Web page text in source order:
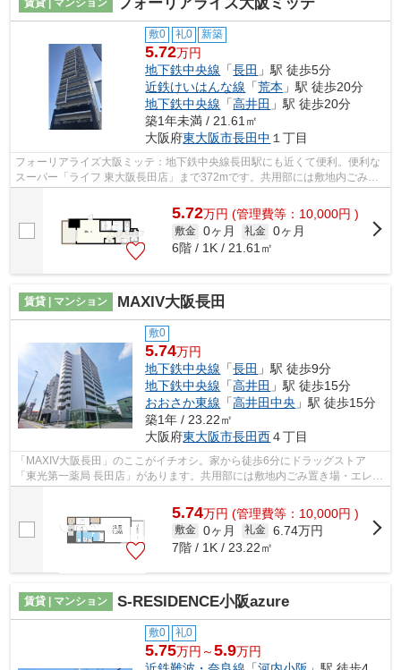
敷0 礼0 新築
5.72万円
地下鉄中央線 「長田 」駅 徒歩5分
近鉄けいはんな線 「荒本 」駅 徒歩20分
地下鉄中央線 「高井田 」駅 徒歩20分
築1年未満 / 21.61㎡
大阪府東大阪市長田中 １丁目
フォーリアライズ大阪ミッテ：地下鉄中央線長田駅にも近くて便利。便利な
スーパー「ライフ 東大阪長田店」まで372mです。共用部には敷地内ごみ置
き場・エレベータなど様々な設備やサー...
5.72万円 (管理費等：10,000円 )
敷金 0ヶ月 礼金 0ヶ月
6階 / 1K / 21.61㎡
賃貸 | マンション MAXIV大阪長田
敷0
5.74万円
地下鉄中央線 「長田 」駅 徒歩9分
地下鉄中央線 「高井田 」駅 徒歩15分
おおさか東線 「高井田中央 」駅 徒歩15分
築1年 / 23.22㎡
大阪府東大阪市長田西４丁目
「MAXIV大阪長田」のここがイチオシ。家から徒歩6分にドラッグストア
「東光第一薬局 長田店」があります。共用部には敷地内ごみ置き場・エレベ
5.74万円 (管理費等：10,000円 )
敷金 0ヶ月 礼金 6.74万円
7階 / 1K / 23.22㎡
賃貸 | マンション S-RESIDENCE小阪azure
敷0 礼0
5.75万円～5.9万円